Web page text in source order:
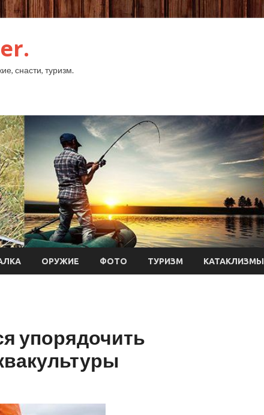
снасти, туризм.
ОРУЖИЕ ФОТО ТУРИЗМ КАТАКЛИЗМЫ
упорядочить